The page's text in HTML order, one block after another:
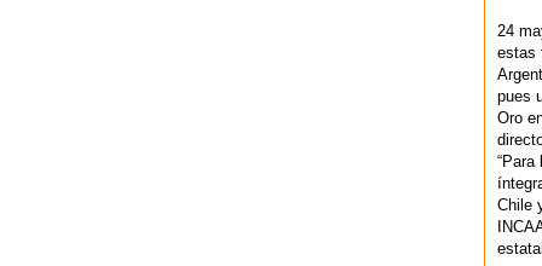
24
estas
pues
Oro
“Para
Chile